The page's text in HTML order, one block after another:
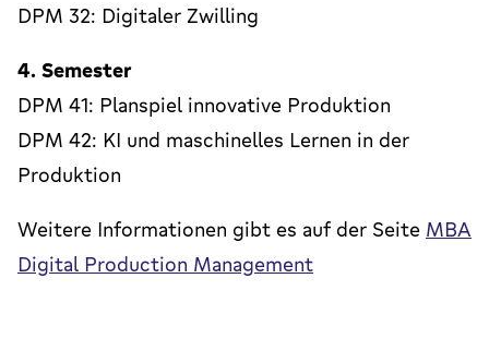
DPM 32: Digitaler Zwilling
4. Semester
DPM 41: Planspiel innovative Produktion
DPM 42: KI und maschinelles Lernen in der
Produktion
Weitere Informationen gibt es auf der Seite MBA
Digital Production Management